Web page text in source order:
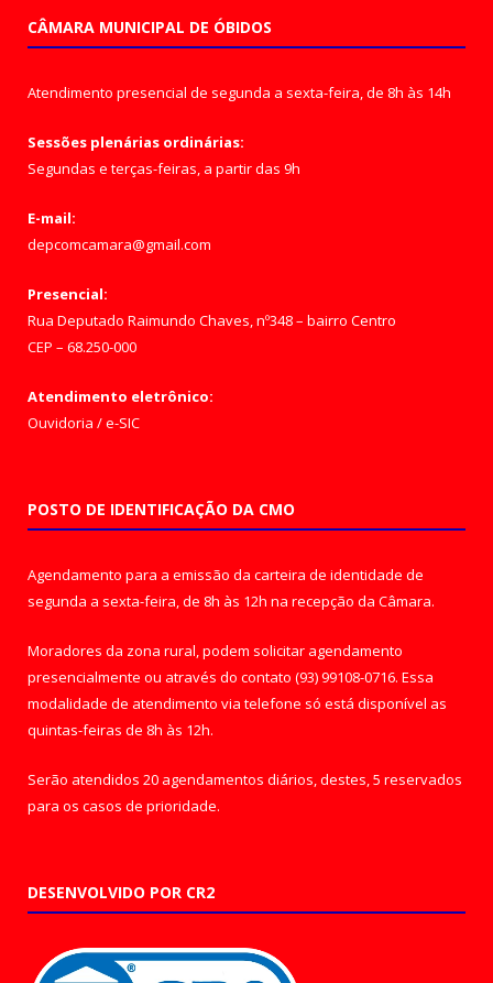
CÂMARA MUNICIPAL DE ÓBIDOS
Atendimento presencial de segunda a sexta-feira, de 8h às 14h
Sessões plenárias ordinárias:
Segundas e terças-feiras, a partir das 9h
E-mail:
depcomcamara@gmail.com
Presencial:
Rua Deputado Raimundo Chaves, nº348 – bairro Centro
CEP – 68.250-000
Atendimento eletrônico:
Ouvidoria /e-SIC
POSTO DE IDENTIFICAÇÃO DA CMO
Agendamento para a emissão da carteira de identidade de
segunda a sexta-feira, de 8h às 12h na recepção da Câmara.
Moradores da zona rural, podem solicitar agendamento
presencialmente ou através do contato (93) 99108-0716. Essa
modalidade de atendimento via telefone só está disponível as
quintas-feiras de 8h às 12h.
Serão atendidos 20 agendamentos diários, destes, 5 reservados
para os casos de prioridade.
DESENVOLVIDO POR CR2